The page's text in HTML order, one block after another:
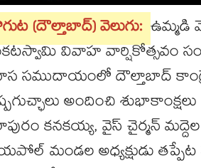
(దౌల్తాబాద్) వెలుగు: ఉమ్మడి
వివాహ వార్షికోత్సవం
సముదాయంలో దౌల్తాబాద్
అందించి
కనకయ్య, వైస్ చైర్మన్
మండల అధ్యక్షుడు